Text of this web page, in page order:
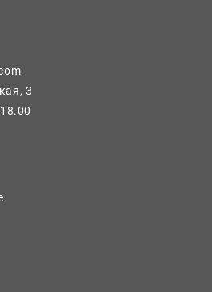
3